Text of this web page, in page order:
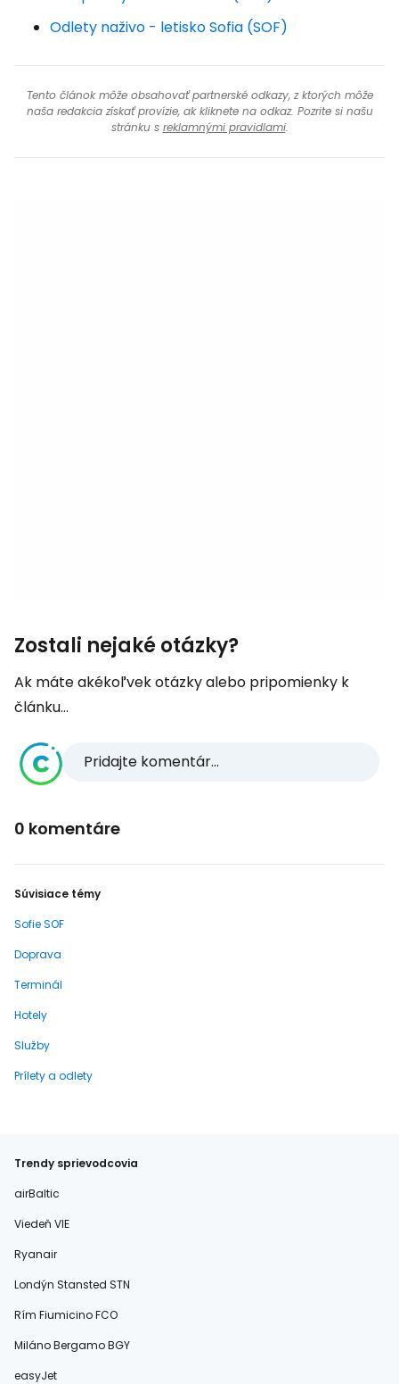
Odlety naživo - letisko Sofia (SOF)
Tento článok môže obsahovať partnerské odkazy, z ktorých môže
naša redakcia získať provízie, ak kliknete na odkaz. Pozrite si našu
stránku s reklamnými pravidlami.
Zostali nejaké otázky?
Ak máte akékoľvek otázky alebo pripomienky k
článku...
Pridajte komentár...
0 komentáre
Súvisiace témy
Sofie SOF
Doprava
Terminál
Hotely
Služby
Prílety a odlety
Trendy sprievodcovia
airBaltic
Viedeň VIE
Ryanair
Londýn Stansted STN
Rím Fiumicino FCO
Miláno Bergamo BGY
easyJet